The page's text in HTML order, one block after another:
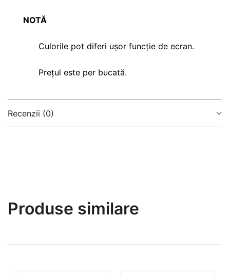
NOTĂ
Culorile pot diferi ușor funcție de ecran.
Prețul este per bucată.
Recenzii (0)
Produse similare